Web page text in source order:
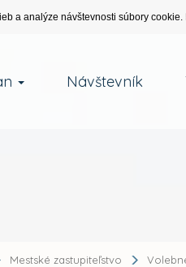
a analýze návštevnosti súbory
Návštevník
Mestské zastupiteľstvo